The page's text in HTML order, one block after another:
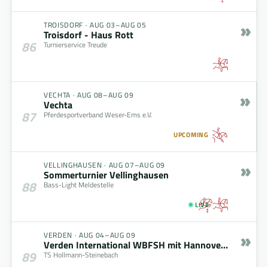
86
TROISDORF · AUG 03–AUG 05
Troisdorf - Haus Rott
Turnierservice Treude
»
87
VECHTA · AUG 08–AUG 09
Vechta
Pferdesportverband Weser-Ems e.V.
UPCOMING
»
88
VELLINGHAUSEN · AUG 07–AUG 09
Sommerturnier Vellinghausen
Bass-Light Meldestelle
LIVE
»
89
VERDEN · AUG 04–AUG 09
Verden International WBFSH mit Hannoveraner Championat
TS Hollmann-Steinebach
»